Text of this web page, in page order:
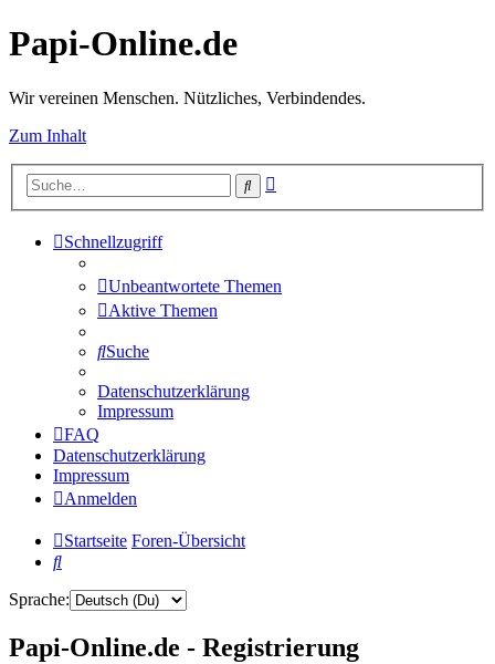
Papi-Online.de
Wir vereinen Menschen. Nützliches, Verbindendes.
Zum Inhalt
Suche
Schnellzugriff
Unbeantwortete Themen
Aktive Themen
Suche
Datenschutzerklärung
Impressum
FAQ
Datenschutzerklärung
Impressum
Anmelden
Startseite Foren-Übersicht
Suche
Sprache:
Papi-Online.de - Registrierung